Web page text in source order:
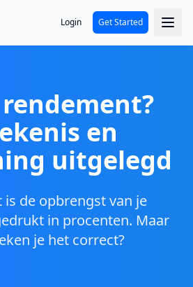
Login Get Started
en
uitgelegd
is de opbrengst van je
in procenten. Maar
je het correct?